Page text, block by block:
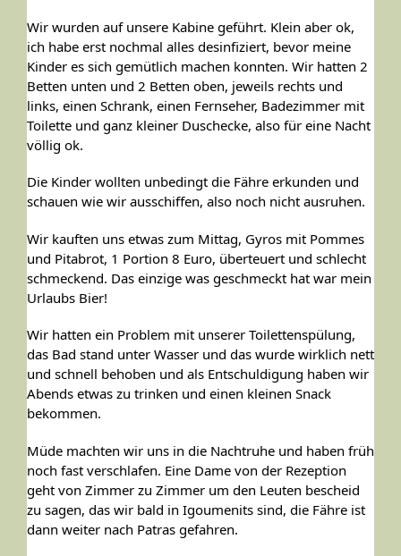
Wir wurden auf unsere Kabine geführt. Klein aber ok,
ich habe erst nochmal alles desinfiziert, bevor meine
Kinder es sich gemütlich machen konnten. Wir hatten 2
Betten unten und 2 Betten oben, jeweils rechts und
links, einen Schrank, einen Fernseher, Badezimmer mit
Toilette und ganz kleiner Duschecke, also für eine Nacht
völlig ok.
Die Kinder wollten unbedingt die Fähre erkunden und
schauen wie wir ausschiffen, also noch nicht ausruhen.
Wir kauften uns etwas zum Mittag, Gyros mit Pommes
und Pitabrot, 1 Portion 8 Euro, überteuert und schlecht
schmeckend. Das einzige was geschmeckt hat war mein
Urlaubs Bier!
Wir hatten ein Problem mit unserer Toilettenspülung,
das Bad stand unter Wasser und das wurde wirklich nett
und schnell behoben und als Entschuldigung haben wir
Abends etwas zu trinken und einen kleinen Snack
bekommen.
Müde machten wir uns in die Nachtruhe und haben früh
noch fast verschlafen. Eine Dame von der Rezeption
geht von Zimmer zu Zimmer um den Leuten bescheid
zu sagen, das wir bald in Igoumenits sind, die Fähre ist
dann weiter nach Patras gefahren.